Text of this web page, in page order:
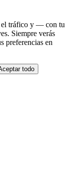
el tráfico y — con tu
Siempre verás
preferencias en
todo